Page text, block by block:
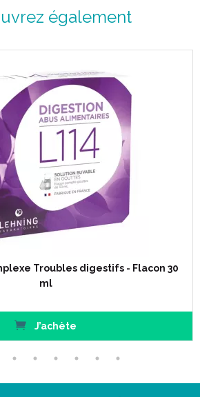
également
Troubles digestifs - Flacon 30
ml
J’achète